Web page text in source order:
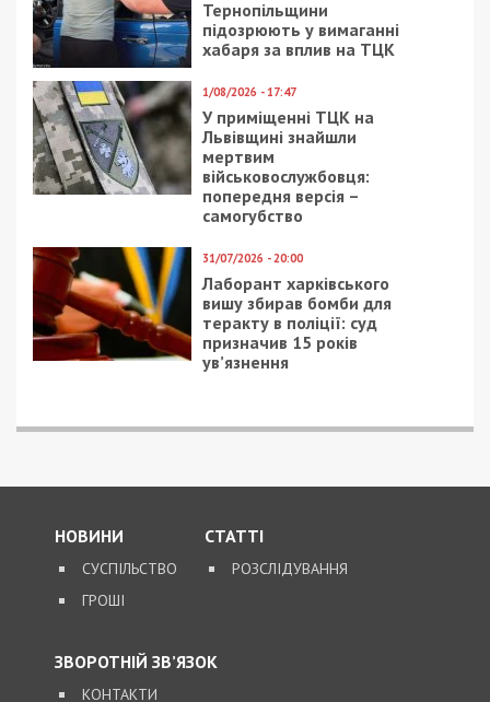
26/09/2024 - 15:00
Керівника
держустанови
судитимуть за хабар у
10 500 гривень за
6/06/2026 - 16:15
НБУ оштрафував
EasyPay та City24 на
270 млн грн за фіктивні
операції та “чорну”
21/05/2020 - 14:52 20/03/2022 - 13:00